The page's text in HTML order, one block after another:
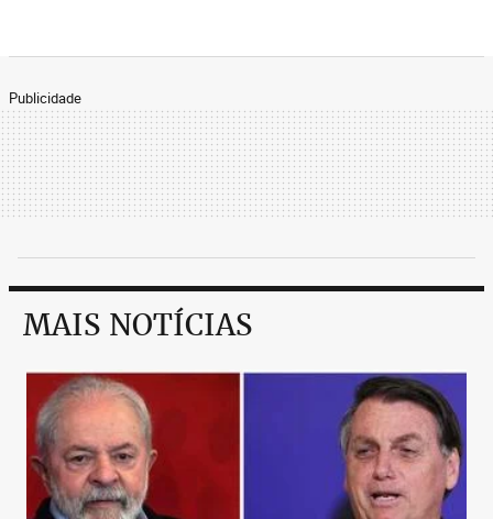
Publicidade
MAIS NOTÍCIAS